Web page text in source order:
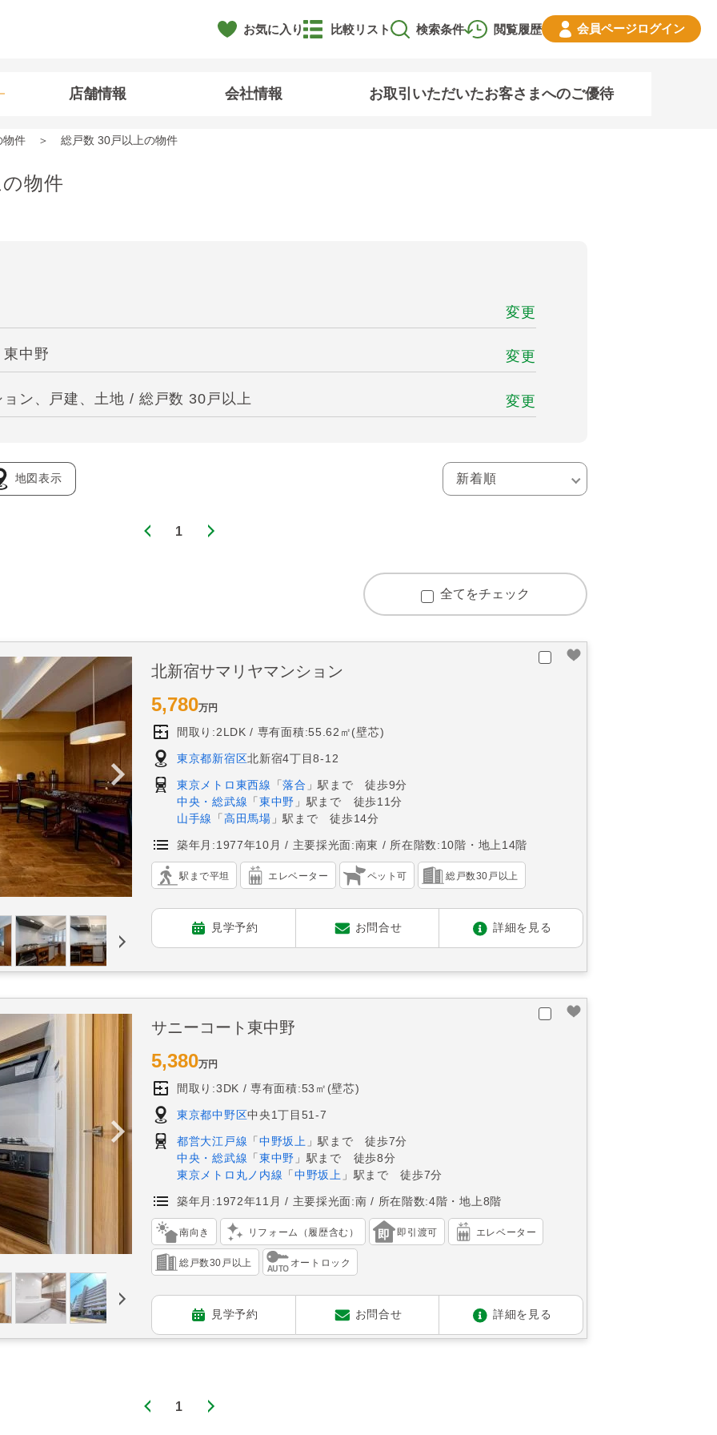
お気に入り 閲覧履歴
比較リスト 検索条件 会員ページログイン
店舗情報 会社情報 お取引いただいたお客さまへのご優待
物件 総戸数 30戸以上の物件
物件
変更
中野 変更
ン、戸建、土地 / 総戸数 30戸以上 変更
地図表示
1
全てをチェック
北新宿サマリヤマンション
5,780万円
間取り:2LDK 専有面積:55.62㎡(壁芯)
東京都新宿区北新宿4丁目8-12
東京メトロ東西線 「落合 」駅まで 徒歩9分
中央・総武線 「 東中野 」駅まで 徒歩11分
山手線
「 高田馬場 」駅まで 徒歩14分
築年月:1977年10月 主要採光面:南東 所在階数:10階・地上14階
駅まで平坦 エレベーター ペット可 総戸数30戸以上
見学予約 お問合せ 詳細を見る
サニーコート東中野
5,380万円
間取り:3DK 専有面積:53㎡(壁芯)
東京都中野区中央1丁目51-7
都営大江戸線 「 中野坂上 」駅まで 徒歩7分
中央・総武線 「 東中野 」駅まで 徒歩8分
東京メトロ丸ノ内線 「中野坂上 」駅まで 徒歩7分
築年月:1972年11月 主要採光面:南 所在階数:4階・地上8階
南向き リフォーム（履歴含む） 即引渡可 エレベーター
総戸数30戸以上 オートロック
見学予約 お問合せ 詳細を見る
1